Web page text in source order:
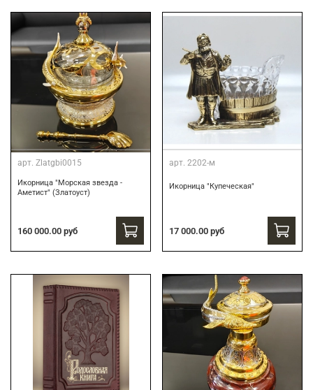
арт. Zlatgbi0015
Икорница "Морская звезда -
Аметист" (Златоуст)
160 000.00 руб
арт. 2202-м
Икорница "Купеческая"
17 000.00 руб